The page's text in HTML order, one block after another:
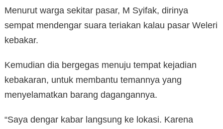
Menurut warga sekitar pasar, M Syifak, dirinya
sempat mendengar suara teriakan kalau pasar Weleri
kebakar.
Kemudian dia bergegas menuju tempat kejadian
kebakaran, untuk membantu temannya yang
menyelamatkan barang dagangannya.
“Saya dengar kabar langsung ke lokasi. Karena